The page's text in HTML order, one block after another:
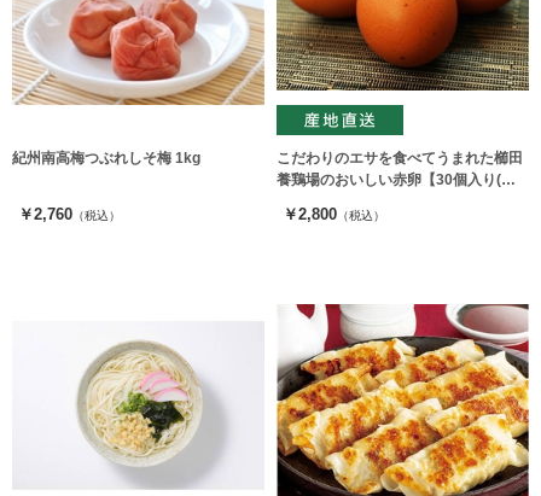
紀州南高梅つぶれしそ梅 1kg
￥2,760 （税込）
こだわりのエサを食べてうまれた櫛田
養鶏場のおいしい赤卵【30個入り(破
￥2,800 （税込）